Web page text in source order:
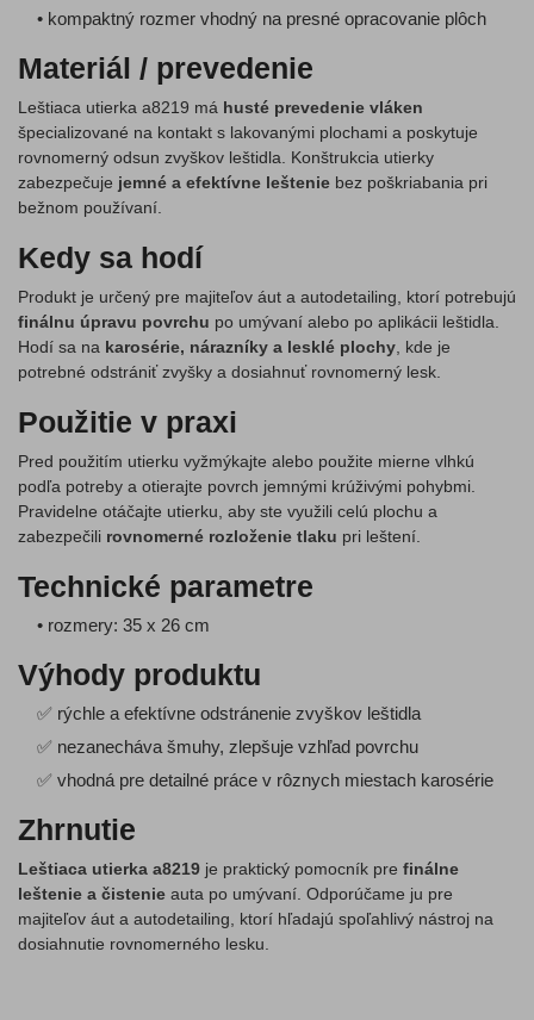
• kompaktný rozmer vhodný na presné opracovanie plôch
Materiál / prevedenie
Leštiaca utierka a8219 má husté prevedenie vláken
špecializované na kontakt s lakovanými plochami a poskytuje
rovnomerný odsun zvyškov leštidla. Konštrukcia utierky
zabezpečuje jemné a efektívne leštenie bez poškriabania pri
bežnom používaní.
Kedy sa hodí
Produkt je určený pre majiteľov áut a autodetailing, ktorí potrebujú
finálnu úpravu povrchu po umývaní alebo po aplikácii leštidla.
Hodí sa na karosérie, nárazníky a lesklé plochy , kde je
potrebné odstrániť zvyšky a dosiahnuť rovnomerný lesk.
Použitie v praxi
Pred použitím utierku vyžmýkajte alebo použite mierne vlhkú
podľa potreby a otierajte povrch jemnými krúživými pohybmi.
Pravidelne otáčajte utierku, aby ste využili celú plochu a
zabezpečili rovnomerné rozloženie tlaku pri leštení.
Technické parametre
• rozmery: 35 x 26 cm
Výhody produktu
✅ rýchle a efektívne odstránenie zvyškov leštidla
✅ nezanecháva šmuhy, zlepšuje vzhľad povrchu
✅ vhodná pre detailné práce v rôznych miestach karosérie
Zhrnutie
Leštiaca utierka a8219 je praktický pomocník pre finálne
leštenie a čistenie auta po umývaní. Odporúčame ju pre
majiteľov áut a autodetailing, ktorí hľadajú spoľahlivý nástroj na
dosiahnutie rovnomerného lesku.